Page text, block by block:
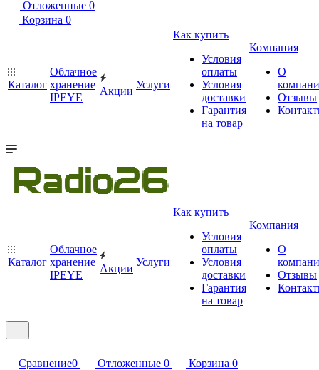
Отложенные 0
Корзина 0
Каталог
Облачное
хранение
IPEYE
Акции
Услуги
Как купить
Условия
оплаты
Условия
доставки
Гарантия
на товар
Компания
О
Отзывы
Каталог
Облачное
хранение
IPEYE
Акции
Услуги
Как купить
Условия
оплаты
Условия
доставки
Гарантия
на товар
Компания
О
Отзывы
Сравнение0 Отложенные 0 Корзина 0